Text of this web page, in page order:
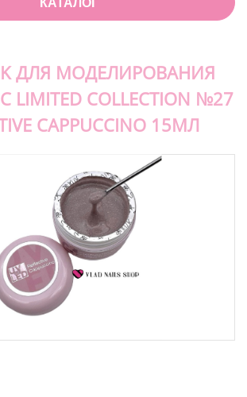
ДЛЯ МОДЕЛИРОВАНИЯ
LIMITED COLLECTION №27
CAPPUCCINO 15МЛ